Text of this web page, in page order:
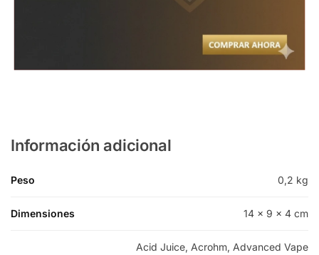
Información adicional
Peso 0,2 kg
Dimensiones 14 × 9 × 4 cm
Acid Juice, Acrohm, Advanced Vape